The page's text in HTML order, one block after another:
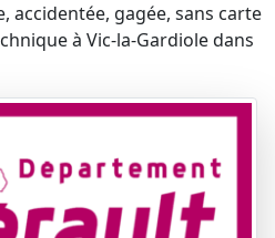
accidentée, gagée, sans carte
à Vic-la-Gardiole dans